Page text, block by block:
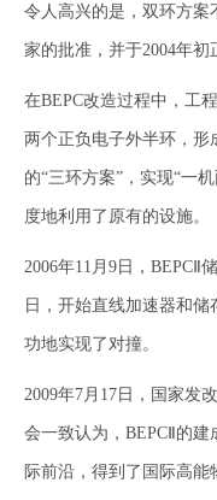
令人高兴的是，双环方案
家的批准，并于2004年初
在BEPC改造过程中，工
两个正负电子外半环，
的“三环方案”，实现“一
度地利用了原有的设施。
2006年11月9日，BEPCⅡ
日，开始直线加速器和
功地实现了对撞。
2009年7月17日，国家发
会一致认为，BEPCⅡ的
际前沿，得到了国际高